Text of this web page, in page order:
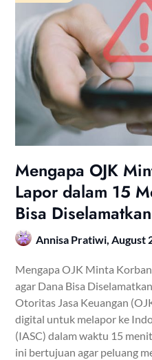
Mengapa OJK
Lapor dalam 15
Bisa Diselamatkan
Annisa Pratiwi, August
Mengapa OJK Minta
agar Dana Bisa
Otoritas Jasa Keuangan
digital untuk melapor ke
(IASC) dalam waktu 15
ini bertujuan agar peluang